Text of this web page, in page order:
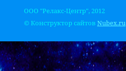
ООО "Релакс-Центр", 2012
© Конструктор сайтов Nubex.ru